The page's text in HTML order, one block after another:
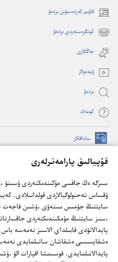
قۇپيالىق پارامەترلەرى
سايتتىڭ جۇمىس ىستەۋى ءۇشىن قاجەت
پايدالانۋدى قابىلداي الاسىز نەمەسە باس
ەشقايسىسى ەشقاشان ساتىلمايدى
پايدالانىلمايدى. قوسىمشا اقپارات الۋ
قاۋىم كەزدەسۋىن ىزدەۋ
(opens
new
window)
كونگرەستەردى ىزدەۋ
(opens
new
window)
جاڭالارى
ۆيدە‌ولار
ىزدە‌ۋ
كومە‌ك
ساداقالار
(opens
window) كۇزەت مۇناراسىنىڭ تورداعى كىتاپحاناسى
new
window)
JW Hub
®
(opens
new
window)
JW Library